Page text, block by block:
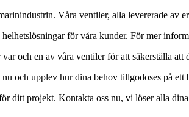
Våra ventiler, alla levererade av
för våra kunder. För mer
och en av våra ventiler för att säkerställa att
och upplev hur dina behov tillgodoses på ett
ditt projekt. Kontakta oss nu, vi löser alla